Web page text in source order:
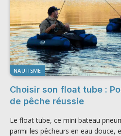
NAUTISME
Choisir son float tube :
de pêche réussie
Le float tube, ce mini bateau
parmi les pêcheurs en eau douce,